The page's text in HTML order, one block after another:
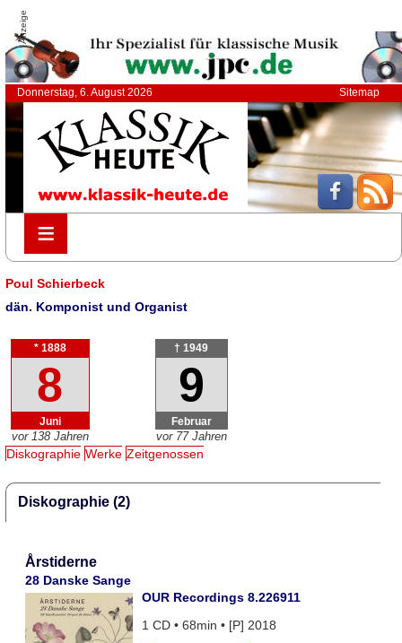
Anzeige
Donnerstag, 6. August 2026 Sitemap
≡
≡
Poul Schierbeck
dän. Komponist und Organist
* 1888
8
Juni
vor 138 Jahren
† 1949
9
Februar
vor 77 Jahren
Diskographie Werke Zeitgenossen
Diskographie (2)
Årstiderne
28 Danske Sange
OUR Recordings 8.226911
1 CD • 68min • [P] 2018